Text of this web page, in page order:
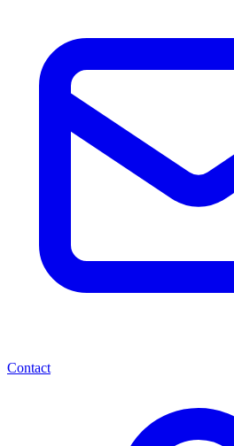
Contact